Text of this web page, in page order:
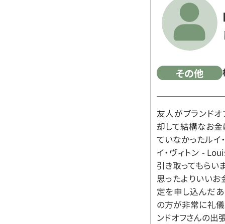
その他
友人がブランド
却して結構なお金
ていなかったルイ
イ・ヴィトン -
引き取ってもらい
思ったよりいいお
定を申し込んだ
の方が非常に礼儀
ンドオフさんの出